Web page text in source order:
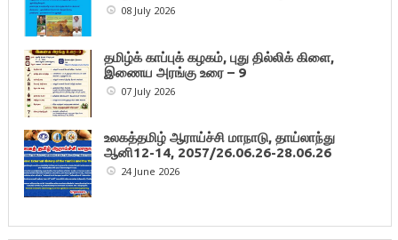
08 July 2026
தமிழ்க் காப்புக் கழகம், புது தில்லிக் கிளை,
இணைய அரங்கு உரை – 9
07 July 2026
உலகத்தமிழ் ஆராய்ச்சி மாநாடு, தாய்லாந்து
ஆனி12-14, 2057/26.06.26-28.06.26
24 June 2026